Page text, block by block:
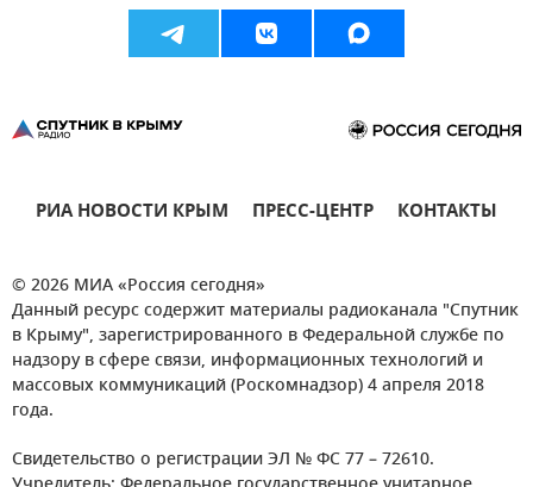
РИА НОВОСТИ КРЫМ ПРЕСС-ЦЕНТР КОНТАКТЫ
© 2026 МИА «Россия сегодня»
Данный ресурс содержит материалы радиоканала "Спутник
в Крыму", зарегистрированного в Федеральной службе по
надзору в сфере связи, информационных технологий и
массовых коммуникаций (Роскомнадзор) 4 апреля 2018
года.
Свидетельство о регистрации ЭЛ № ФС 77 – 72610.